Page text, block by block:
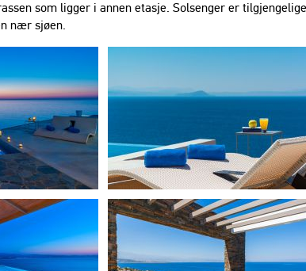
Jahr in
mit
und
som ligger i annen etasje. Solsenger er
nær sjøen.